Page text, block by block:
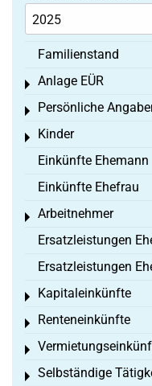
Familienstand
Anlage EÜR
Toggle menu
Persönliche
Toggle menu
Kinder
Toggle menu
Einkünfte Ehemann
Einkünfte Ehefrau
Arbeitnehmer
Toggle menu
Ersatzleistungen
Ersatzleistungen
Kapitaleinkünfte
Toggle menu
Renteneinkünfte
Toggle menu
Toggle menu
Selbständige
Toggle menu